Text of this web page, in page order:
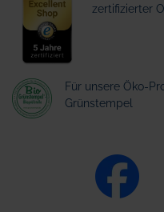
zertifizierter
Für unsere Öko-
Grünstempel